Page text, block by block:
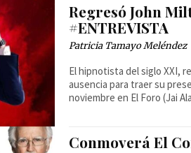
Regresó John
#ENTREVISTA
Patricia Tamayo Meléndez
El hipnotista del siglo XXI,
ausencia para traer su
noviembre en El Foro (Jai
Conmoverá El